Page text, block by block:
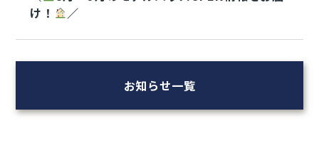
け！
／
お知らせ一覧